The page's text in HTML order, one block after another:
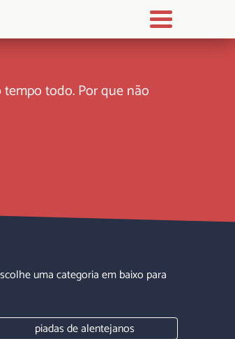
tempo todo. Por que não
uma categoria em baixo para
piadas de alentejanos